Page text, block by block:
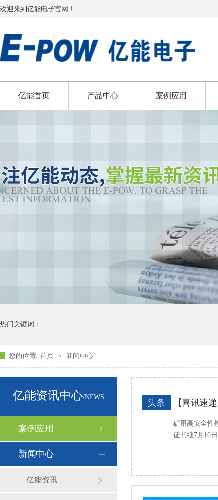
欢迎来到亿能电子官网！
亿能首页 产品中心 案例应用
热门关键词：
您的位置: 首页 > 新闻中心
亿能资讯中心/NEWS
案例应用
新闻中心
亿能资讯
【喜讯速
头条
矿用高安全性
证书继7月10